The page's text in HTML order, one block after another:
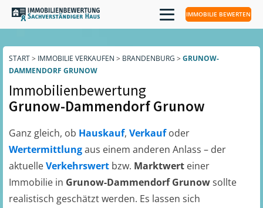
IMMOBILIE BEWERTEN
START> IMMOBILIE VERKAUFEN > BRANDENBURG > GRUNOW-
DAMMENDORF GRUNOW
Immobilienbewertung
Grunow-Dammendorf Grunow
Ganz gleich, ob Hauskauf, Verkaufoder
Wertermittlungaus einem anderen Anlass – der
aktuelleVerkehrswert bzw. Marktwert einer
Immobilie in Grunow-Dammendorf Grunowsollte
realistisch geschätzt werden. Es lassen sich